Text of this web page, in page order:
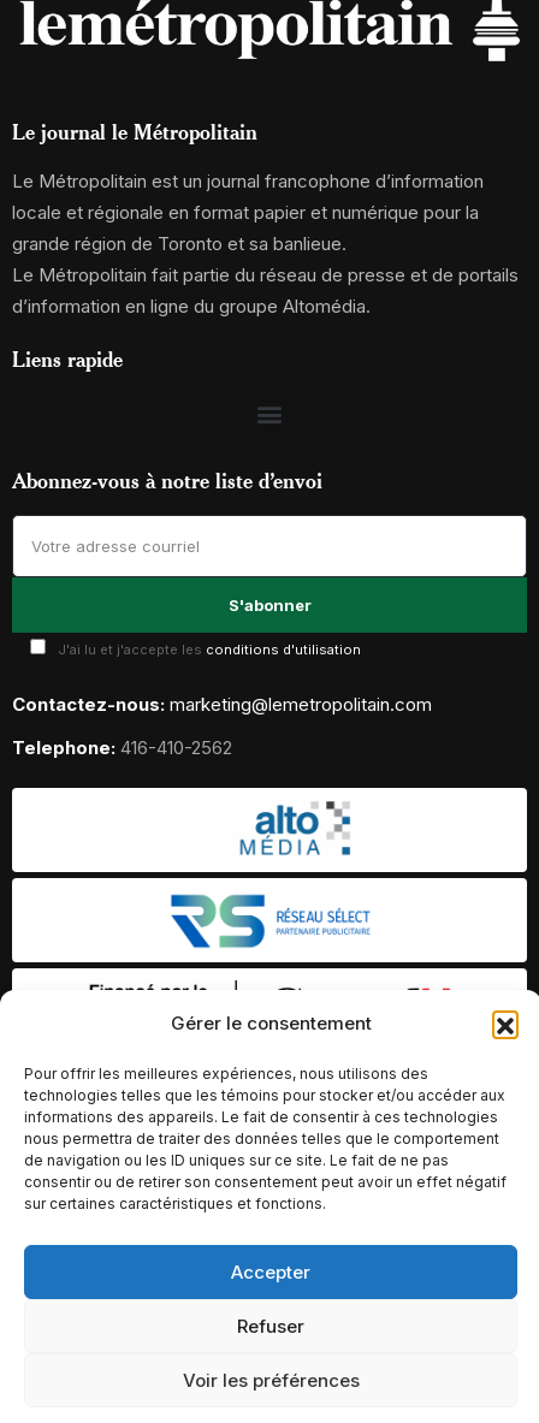
Gérer le consentement
Pour offrir les meilleures expériences, nous utilisons des
technologies telles que les témoins pour stocker et/ou accéder aux
informations des appareils. Le fait de consentir à ces technologies
nous permettra de traiter des données telles que le comportement
de navigation ou les ID uniques sur ce site. Le fait de ne pas
consentir ou de retirer son consentement peut avoir un effet négatif
sur certaines caractéristiques et fonctions.
Accepter
Refuser
Voir les préférences
Le journal le Métropolitain
Le Métropolitain est un journal francophone d’information
locale et régionale en format papier et numérique pour la
grande région de Toronto et sa banlieue.
Le Métropolitain fait partie du réseau de presse et de portails
d’information en ligne du groupe Altomédia.
Liens rapide
Abonnez-vous à notre liste d’envoi
J'ai lu et j'accepte les conditions d'utilisation
Contactez-nous: marketing@lemetropolitain.com
Telephone: 416-410-2562
© Copyright 2026 – Altomédia Inc |
Ce site internet a été conçu et développé par Chameleon Ideas